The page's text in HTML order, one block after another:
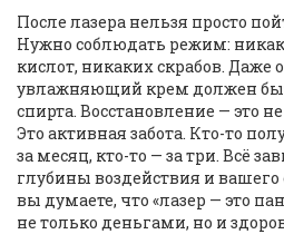
После лазера нельзя просто
Нужно соблюдать режим:
кислот, никаких скрабов.
увлажняющий крем должен
спирта. Восстановление — это
Это активная забота. Кто-то
за месяц, кто-то — за три. Всё
глубины воздействия и вашего
вы думаете, что «лазер — это
не только деньгами, но и